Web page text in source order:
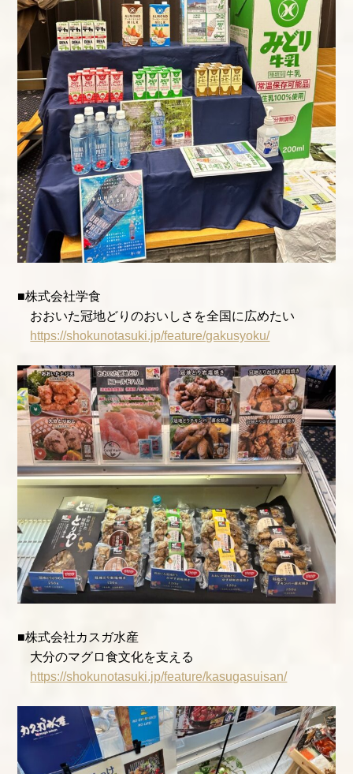
■株式会社学食
おおいた冠地どりのおいしさを全国に広めたい
https://shokunotasuki.jp/feature/gakusyoku/
■株式会社カスガ水産
大分のマグロ食文化を支える
https://shokunotasuki.jp/feature/kasugasuisan/